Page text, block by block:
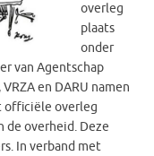
overleg
plaats
onder
van Agentschap
en DARU namen
officiële overleg
de overheid. Deze
In verband met